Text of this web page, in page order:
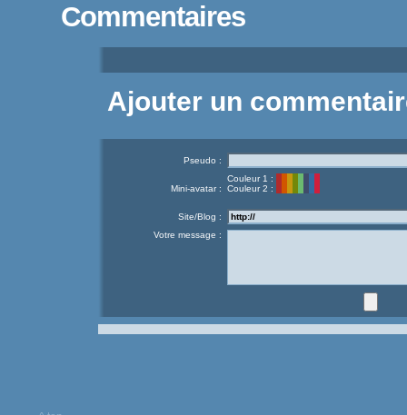
Commentaires
Ajouter un
Pseudo :
Mini-avatar :
Couleur 1 :
Couleur 2 :
Site/Blog :
Votre message :